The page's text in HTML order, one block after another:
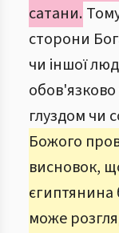
сатани.
сторони
чи іншої
обов'язково
глуздом чи
Божого
висновок,
може